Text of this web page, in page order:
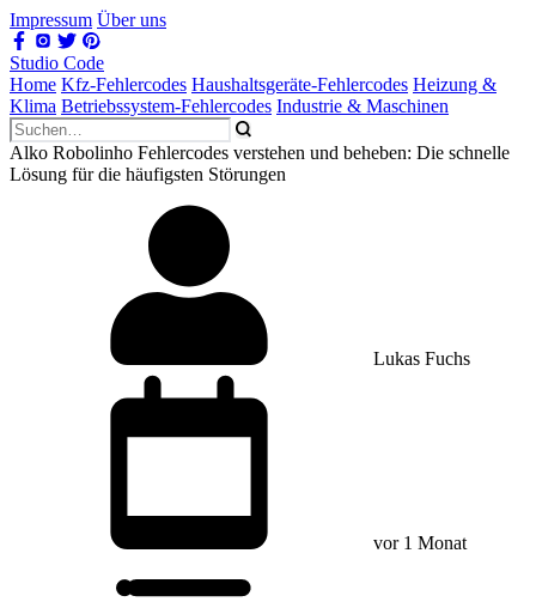
Impressum Über uns
Studio Code
Home Kfz-Fehlercodes Haushaltsgeräte-Fehlercodes Heizung &
Klima Betriebssystem-Fehlercodes Industrie & Maschinen
Alko Robolinho Fehlercodes verstehen und beheben: Die schnelle
Lösung für die häufigsten Störungen
Lukas Fuchs
vor 1 Monat